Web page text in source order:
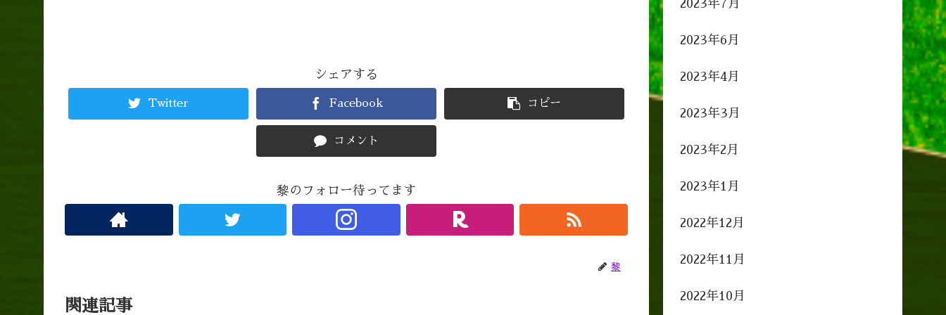
シェアする
Twitter Facebook コピー
コメント
黎のフォロー待ってます
黎
関連記事
2023年7月
2023年6月
2023年4月
2023年3月
2023年2月
2023年1月
2022年12月
2022年11月
2022年10月